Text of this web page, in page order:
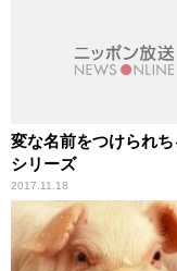
変な名前をつけられち
シリーズ
2017.11.18